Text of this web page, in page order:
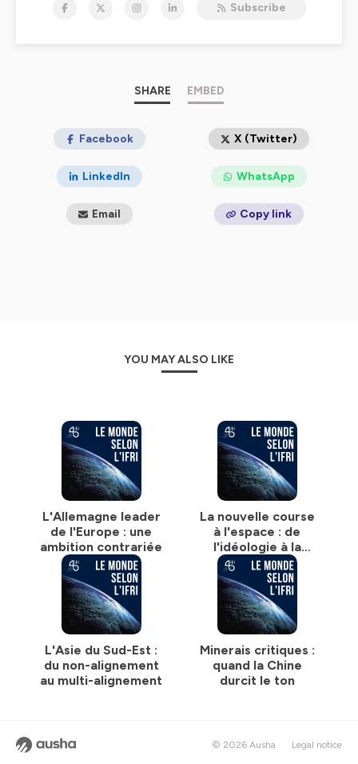
principaux think tanks européens. Chaque année, nous
L’objectif de ce podcast, est de vous donner un aperçu
compréhension du monde dans lequel nous vivons.
Hébergé par Ausha. Visitez
ausha.co/politique-de-
confidentialitepour plus d'informations.
Subscribe
SHARE EMBED
Facebook X (Twitter)
LinkedIn WhatsApp
Email Copy link
YOU MAY ALSO LIKE
L'Allemagne leader
de l'Europe : une
ambition contrariée
La nouvelle course
à l'espace : de
l'idéologie à la
puissance
L'Asie du Sud-Est :
du non-alignement
au multi-alignement
Minerais critiques :
quand la Chine
durcit le ton
© 2026 Ausha Legal notice